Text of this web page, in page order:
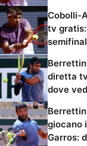
Cobolli-
tv
diretta
dove
giocano
Garros: